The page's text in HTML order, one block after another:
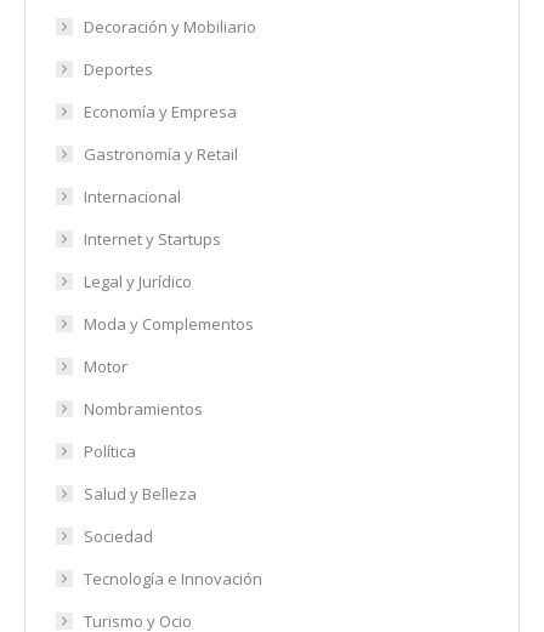
Decoración y Mobiliario
Deportes
Economía y Empresa
Gastronomía y Retail
Internacional
Internet y Startups
Legal y Jurídico
Moda y Complementos
Motor
Nombramientos
Política
Salud y Belleza
Sociedad
Tecnología e Innovación
Turismo y Ocio